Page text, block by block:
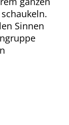
Sinnen